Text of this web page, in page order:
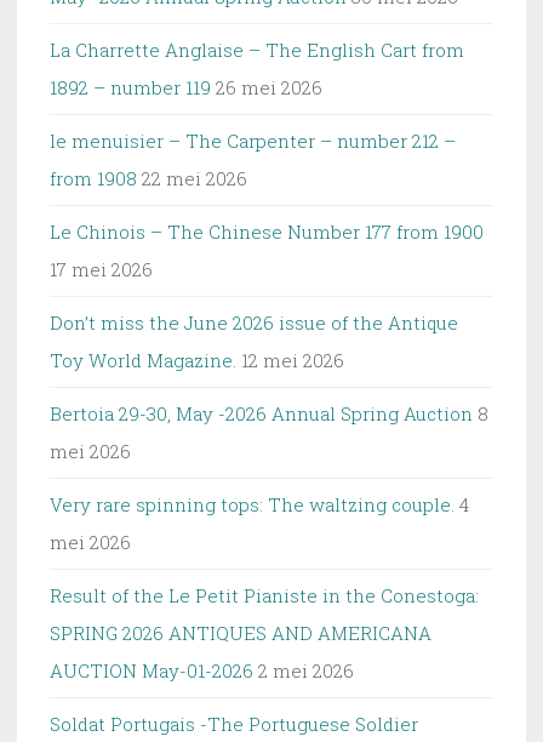
La Charrette Anglaise – The English Cart from
1892 – number 119 26 mei 2026
le menuisier – The Carpenter – number 212 –
from 1908 22 mei 2026
Le Chinois – The Chinese Number 177 from 1900
17 mei 2026
Don’t miss the June 2026 issue of the Antique
Toy World Magazine. 12 mei 2026
Bertoia 29-30, May -2026 Annual Spring Auction 8
mei 2026
Very rare spinning tops: The waltzing couple. 4
mei 2026
Result of the Le Petit Pianiste in the Conestoga:
SPRING 2026 ANTIQUES AND AMERICANA
AUCTION May-01-2026 2 mei 2026
Soldat Portugais -The Portuguese Soldier